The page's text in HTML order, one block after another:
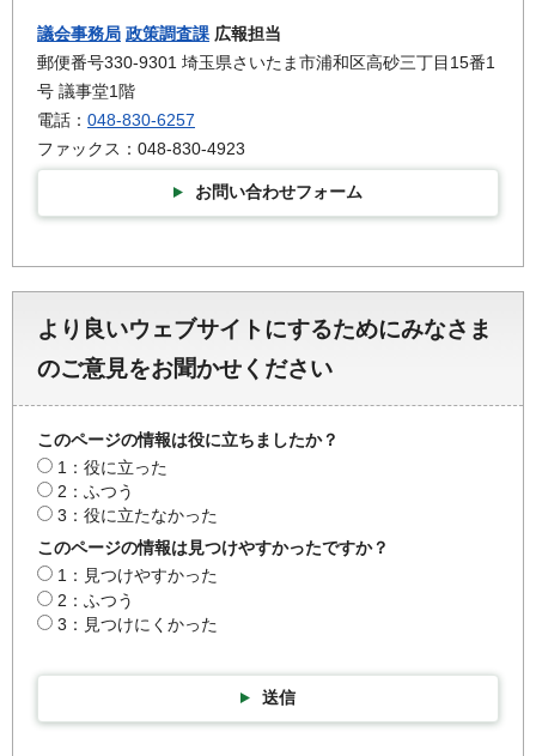
議会事務局 政策調査課 広報担当
郵便番号330-9301 埼玉県さいたま市浦和区高砂三丁目15番1
号 議事堂1階
電話： 048-830-6257
ファックス：048-830-4923
お問い合わせフォーム
より良いウェブサイトにするためにみなさま
のご意見をお聞かせください
このページの情報は役に立ちましたか？
1：役に立った
2：ふつう
3：役に立たなかった
このページの情報は見つけやすかったですか？
1：見つけやすかった
2：ふつう
3：見つけにくかった
送信